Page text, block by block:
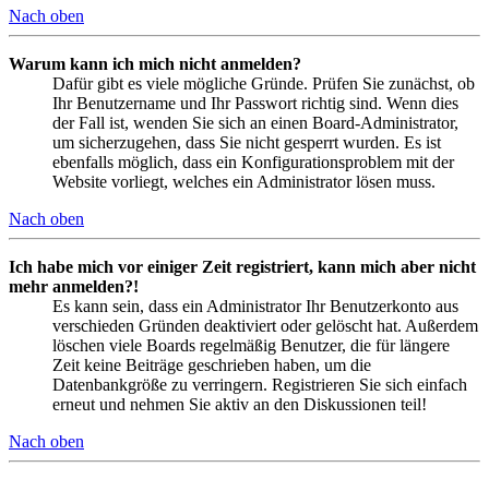
Nach oben
Warum kann ich mich nicht anmelden?
Dafür gibt es viele mögliche Gründe. Prüfen Sie zunächst, ob
Ihr Benutzername und Ihr Passwort richtig sind. Wenn dies
der Fall ist, wenden Sie sich an einen Board-Administrator,
um sicherzugehen, dass Sie nicht gesperrt wurden. Es ist
ebenfalls möglich, dass ein Konfigurationsproblem mit der
Website vorliegt, welches ein Administrator lösen muss.
Nach oben
Ich habe mich vor einiger Zeit registriert, kann mich aber nicht
mehr anmelden?!
Es kann sein, dass ein Administrator Ihr Benutzerkonto aus
verschieden Gründen deaktiviert oder gelöscht hat. Außerdem
löschen viele Boards regelmäßig Benutzer, die für längere
Zeit keine Beiträge geschrieben haben, um die
Datenbankgröße zu verringern. Registrieren Sie sich einfach
erneut und nehmen Sie aktiv an den Diskussionen teil!
Nach oben